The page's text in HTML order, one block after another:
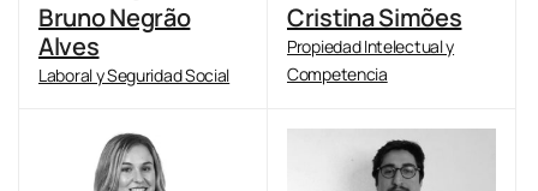
Bruno Negrão
Alves
Laboral y Seguridad Social
Cristina Simões
Propiedad Intelectual y
Competencia